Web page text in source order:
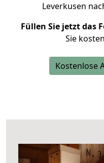
Leverkusen
Füllen Sie jetzt das
Sie
Kostenlose